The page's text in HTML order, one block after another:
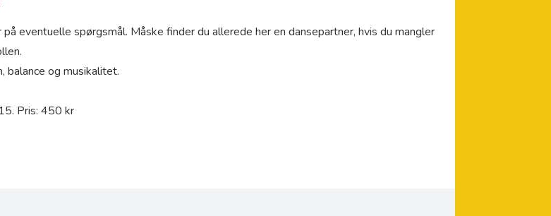
eventuelle spørgsmål. Måske finder du allerede her en dansepartner, hvis du mangler
balance og musikalitet.
Pris: 450 kr